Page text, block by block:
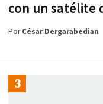
con un satélite
PorCésar Dergarabedian